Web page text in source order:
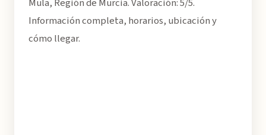
Mula, Región de Murcia. Valoración: 5/5.
Información completa, horarios, ubicación y
cómo llegar.